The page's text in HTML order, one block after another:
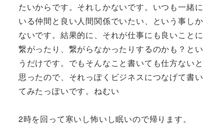
たいからです。それしかないです。いつも一緒に
いる仲間と良い人間関係でいたい、という事しか
ないです。結果的に、それが仕事にも良いことに
繋がったり、繋がらなかったりするのかも？とい
うだけです。でもそんなこと書いても仕方ないと
思ったので、それっぽくビジネスにつなげて書い
てみたっぽいです。ねむい
2時を回って寒いし怖いし眠いので帰ります。